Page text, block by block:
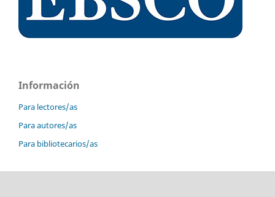
Información
Para lectores/as
Para autores/as
Para bibliotecarios/as